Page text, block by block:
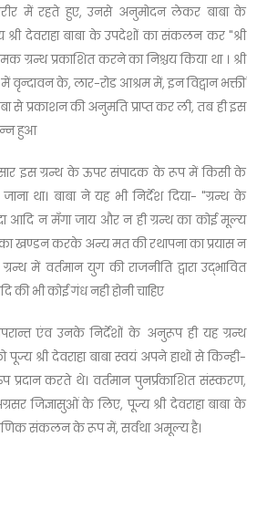
शरीर में रहते हुए, उनसे अनुमोदन लेकर बाबा के
श्री देवराहा बाबा के उपदेशों का संकलन कर "श्री
ग्रन्थ प्रकाशित करने का निश्चय किया था । श्री
में वृन्दावन के, लार-रोड आश्रम में, इन विद्वान भक्तीं
प्रकाशन की अनुमति प्राप्त कर ली, तब ही इस
हुआ
इस ग्रन्थ के ऊपर संपादक के रूप में किसी के
था। बाबा ने यह भी निर्देश दिया- "ग्रन्थ के
आदि न मँगा जाय और न ही ग्रन्थ का कोई मूल्य
खण्डन करके अन्य मत की रथापना का प्रयास न
में वर्तमान युग की राजनीति द्वारा उद्भावित
की भी कोई गंध नही होनी चाहिए
एंव उनके निर्देशों के अनुरूप ही यह ग्रन्थ
श्री देवराहा बाबा स्वयं अपने हाथों से किन्ही-
प्रदान करते थे। वर्तमान पुनर्प्रकाशित संस्करण,
जिज्ञासुओं के लिए, पूज्य श्री देवराहा बाबा के
संकलन के रूप में, सर्वथा अमूल्य है।